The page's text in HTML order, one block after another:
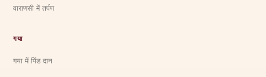
वाराणसी में तर्पण
गया
गया में पिंड दान